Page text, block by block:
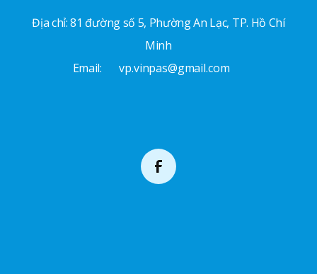
Địa chỉ: 81 đường số 5, Phường An Lạc, TP. Hồ Chí
Minh
Email:
vp.vinpas@gmail.com